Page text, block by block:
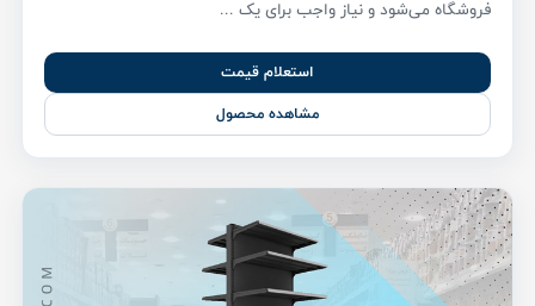
فروشگاه می‌شود و نیاز واجب برای یک ...
استعلام قیمت
مشاهده محصول